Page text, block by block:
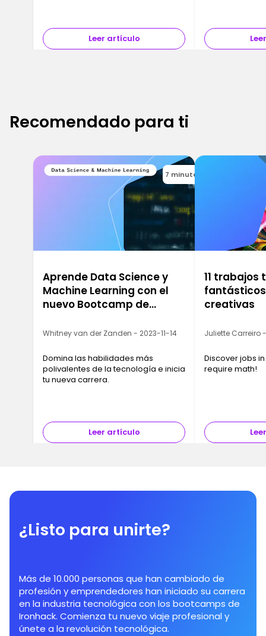
Leer artículo
Recomendado para ti
7 minutes
Aprende Data Science y
Machine Learning con el
nuevo Bootcamp de
Whitney van der Zanden - 2023-11-14
Domina las habilidades más
polivalentes de la tecnología e inicia
tu nueva carrera.
Leer artículo
11 trabajos
creativas
Juliette Carreiro
Discover jobs
require math!
¿Listo para unirte?
Más de 10.000 personas que han cambiado de
profesión y emprendedores han iniciado su carrera
en la industria tecnológica con los bootcamps de
Ironhack. Comienza tu nuevo viaje profesional y
únete a la revolución tecnológica.